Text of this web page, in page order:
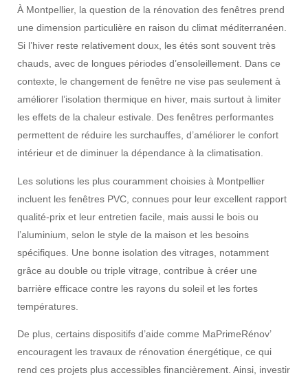
À Montpellier, la question de la rénovation des fenêtres prend
une dimension particulière en raison du climat méditerranéen.
Si l’hiver reste relativement doux, les étés sont souvent très
chauds, avec de longues périodes d’ensoleillement. Dans ce
contexte, le changement de fenêtre ne vise pas seulement à
améliorer l’isolation thermique en hiver, mais surtout à limiter
les effets de la chaleur estivale. Des fenêtres performantes
permettent de réduire les surchauffes, d’améliorer le confort
intérieur et de diminuer la dépendance à la climatisation.
Les solutions les plus couramment choisies à Montpellier
incluent les fenêtres PVC , connues pour leur excellent rapport
qualité-prix et leur entretien facile , mais aussi le bois ou
l’aluminium, selon le style de la maison et les besoins
spécifiques. Une bonne isolation des vitrages, notamment
grâce au double ou triple vitrage , contribue à créer une
barrière efficace contre les rayons du soleil et les fortes
températures.
De plus, certains dispositifs d’aide comme MaPrimeRénov’
encouragent les travaux de rénovation énergétique , ce qui
rend ces projets plus accessibles financièrement. Ainsi, investir